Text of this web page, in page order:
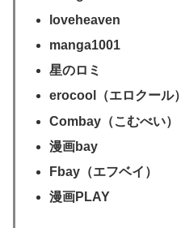
loveheaven
manga1001
星のロミ
erocool（エロクール）
Combay（こむべい）
漫画bay
Fbay（エフベイ）
漫画PLAY